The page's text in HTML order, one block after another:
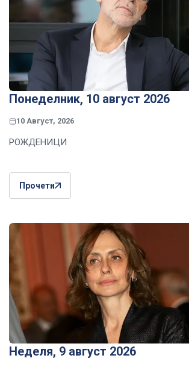
Понеделник, 10 август 2026
10 Август, 2026
РОЖДЕНИЦИ
Прочети
Неделя, 9 август 2026